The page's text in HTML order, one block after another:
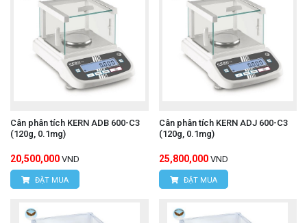
Cân phân tích KERN ADB 600-C3
(120g, 0.1mg)
20,500,000 VND
ĐẶT MUA
Cân phân tích KERN ADJ 600-C3
(120g, 0.1mg)
25,800,000 VND
ĐẶT MUA